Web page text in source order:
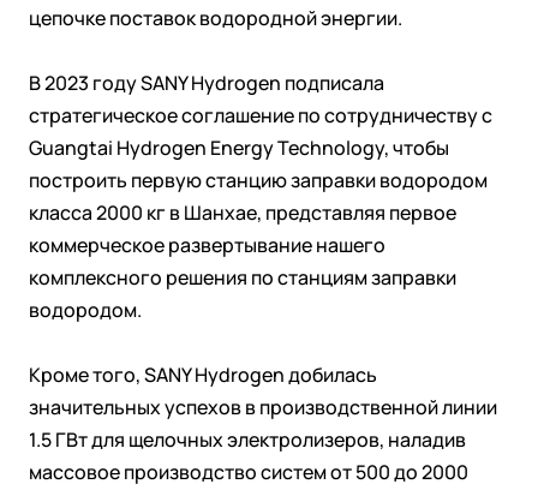
цепочке поставок водородной энергии.
В 2023 году SANY Hydrogen подписала
стратегическое соглашение по сотрудничеству с
Guangtai Hydrogen Energy Technology, чтобы
построить первую станцию заправки водородом
класса 2000 кг в Шанхае, представляя первое
коммерческое развертывание нашего
комплексного решения по станциям заправки
водородом.
Кроме того, SANY Hydrogen добилась
значительных успехов в производственной линии
1.5 ГВт для щелочных электролизеров, наладив
массовое производство систем от 500 до 2000